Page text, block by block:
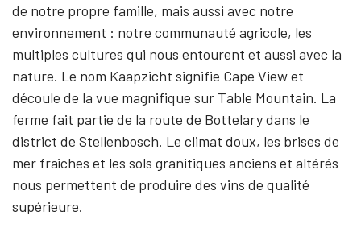
de notre propre famille, mais aussi avec notre
environnement : notre communauté agricole, les
multiples cultures qui nous entourent et aussi avec la
nature. Le nom Kaapzicht signifie Cape View et
découle de la vue magnifique sur Table Mountain. La
ferme fait partie de la route de Bottelary dans le
district de Stellenbosch. Le climat doux, les brises de
mer fraîches et les sols granitiques anciens et altérés
nous permettent de produire des vins de qualité
supérieure.